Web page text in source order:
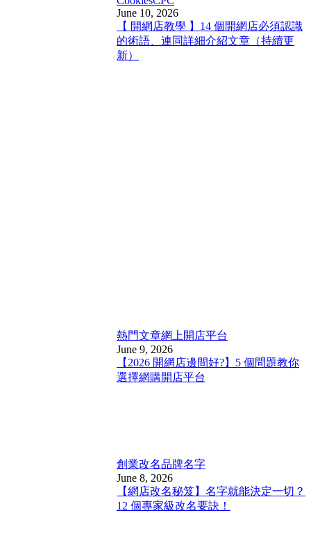
June 10, 2026
【 開網店教學 】14 個開網店必須認識
的術語、連同詳細介紹文章（持續更
新）
熱門文章網上開店平台
June 9, 2026
【2026 開網店邊間好?】5 個問題教你
選擇網購開店平台
創業改名品牌名字
June 8, 2026
【網店改名秘笈】名字就能決定一切？
12 個專家級改名要訣！